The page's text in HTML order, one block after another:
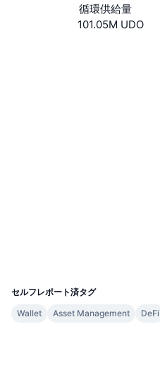
循環供給量
101.05M UDO
セルフレポート済タグ
Wallet
Asset Management DeFi